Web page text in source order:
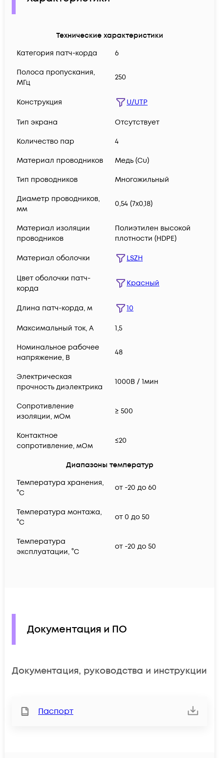
Технические характеристики
Категория патч-корда
6
Полоса пропускания,
МГц
250
Конструкция U/UTP
Тип экрана Отсутствует
Количество пар 4
Материал проводников Медь (Сu)
Тип проводников Многожильный
Диаметр проводников,
мм
0,54 (7х0,18)
Материал изоляции
проводников
Полиэтилен высокой
плотности (HDPE)
Материал оболочки LSZH
Цвет оболочки патч-
корда
Красный
Длина патч-корда, м 10
Максимальный ток, А 1,5
Номинальное рабочее
напряжение, В
48
Электрическая
прочность диэлектрика
1000В / 1мин
Сопротивление
изоляции, мОм
≥ 500
Контактное
сопротивление, мОм
≤20
Диапазоны температур
Температура хранения,
°C
от -20 до 60
Температура монтажа,
°C
от 0 до 50
Температура
эксплуатации, °C
от -20 до 50
Документация и ПО
Документация, руководства и инструкции
Паспорт